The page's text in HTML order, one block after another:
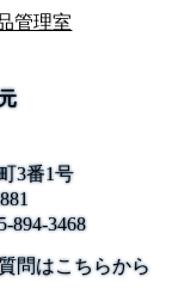
管理室
3番1号
894-3468
問はこちらから
SNS
サイトについて
県庁